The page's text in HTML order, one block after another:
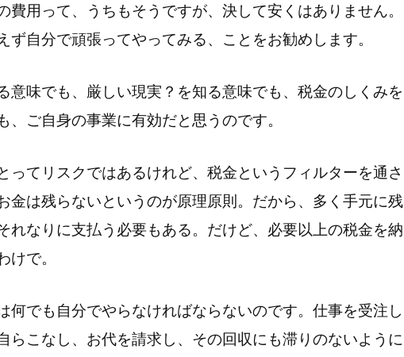
費用って、うちもそうですが、決して安くはありません。
ず自分で頑張ってやってみる、ことをお勧めします。
意味でも、厳しい現実？を知る意味でも、税金のしくみを
、ご自身の事業に有効だと思うのです。
ってリスクではあるけれど、税金というフィルターを通さ
金は残らないというのが原理原則。だから、多く手元に残
れなりに支払う必要もある。だけど、必要以上の税金を納
けで。
何でも自分でやらなければならないのです。仕事を受注し
らこなし、お代を請求し、その回収にも滞りのないように